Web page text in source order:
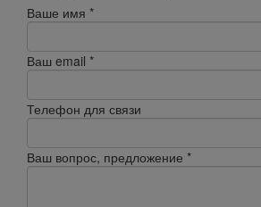
Ваше имя *
Ваш email *
Телефон для связи
Ваш вопрос, предложение *